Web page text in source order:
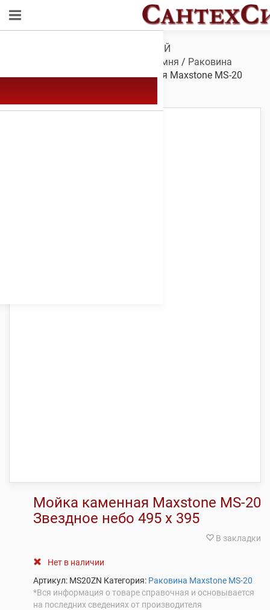
САНТЕХНИКА ДЛЯ ВАННОЙ
Мойки из камня / Раковина
Maxstone MS-20/ Мойка каменная Maxstone МS-20
Мойка каменная Maxstone МS-20
Звездное небо 495 х 395
В закладки
Нет в наличии
Артикул: MS20ZN Категория: Раковина Maxstone MS-20
*Вся информация о товаре справочная и основывается
на последних сведениях от производителя